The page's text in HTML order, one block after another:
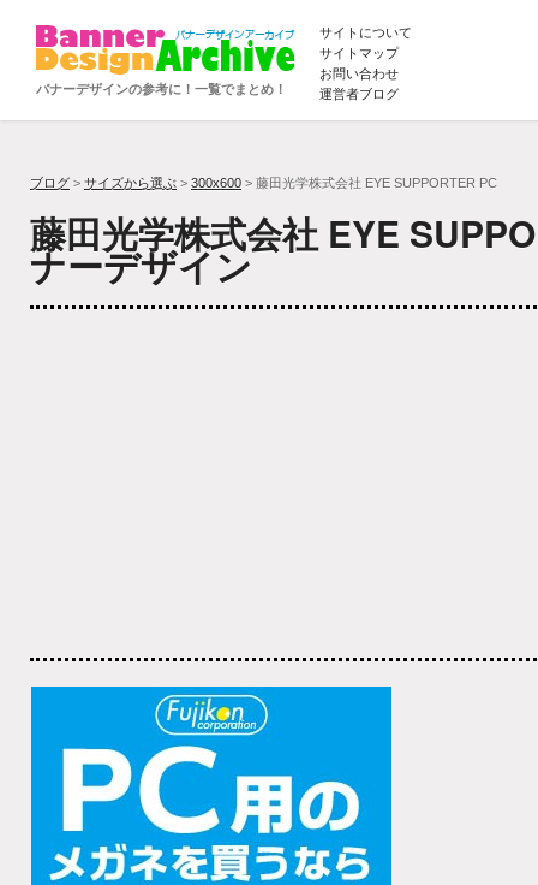
バナーデザインの参考に！一覧でまとめ！
サイトについて
サイトマップ
お問い合わせ
運営者ブログ
ブログ > サイズから選ぶ > 300x600 > 藤田光学株式会社 EYE SUPPORTER PC
藤田光学株式会社 EYE
ナーデザイン